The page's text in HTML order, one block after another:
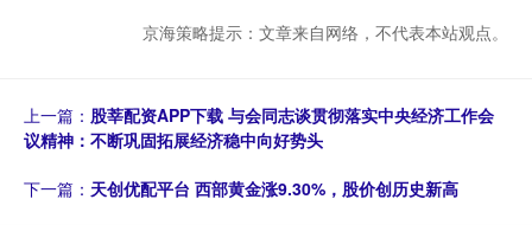
京海策略提示：文章来自网络，不代表本站观点。
上一篇： 股莘配资APP下载 与会同志谈贯彻落实中央经济工作会
议精神：不断巩固拓展经济稳中向好势头
下一篇： 天创优配平台 西部黄金涨9.30%，股价创历史新高